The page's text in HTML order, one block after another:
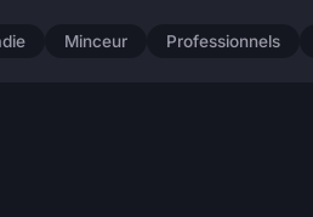
Minceur Professionnels